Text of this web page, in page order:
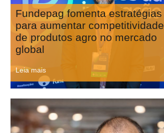
Fundepag fomenta estratégias
para aumentar competitividade
de produtos agro no mercado
global
Leia mais